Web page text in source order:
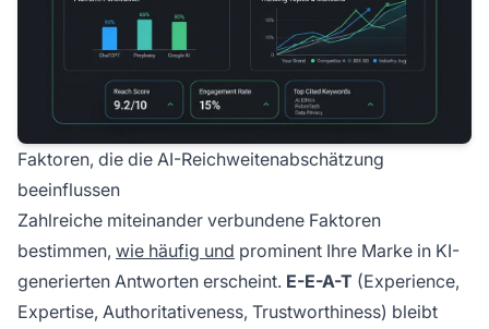
Faktoren, die die AI-Reichweitenabschätzung
beeinflussen
Zahlreiche miteinander verbundene Faktoren
bestimmen, wie häufig und prominent Ihre Marke in KI-
generierten Antworten erscheint. E-E-A-T (Experience,
Expertise, Authoritativeness, Trustworthiness) bleibt